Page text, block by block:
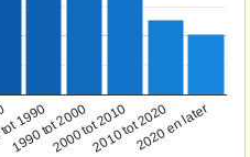
1990
1990 tot 20002000 tot 20102010 tot 20202020 en later